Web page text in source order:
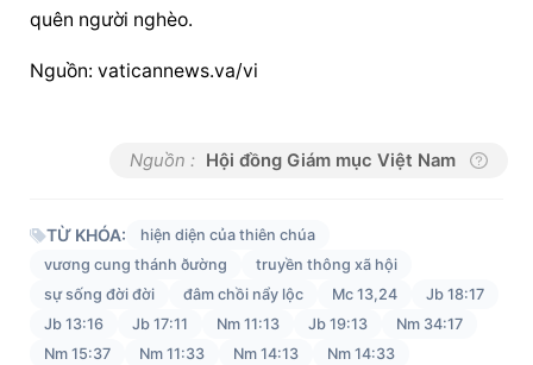
quên người nghèo.
Nguồn: vaticannews.va/vi
Nguồn : Hội đồng Giám mục Việt Nam
TỪ KHÓA:
hiện diện của thiên chúa
vương cung thánh ðường
truyền thông xã hội
sự sống đời đời
đâm chồi nẩy lộc Mc 13,24
Jb 18:17
Jb 13:16
Jb 17:11 Nm 11:13 Jb 19:13
Nm 34:17
Nm 15:37
Nm 11:33 Nm 14:13
Nm 14:33